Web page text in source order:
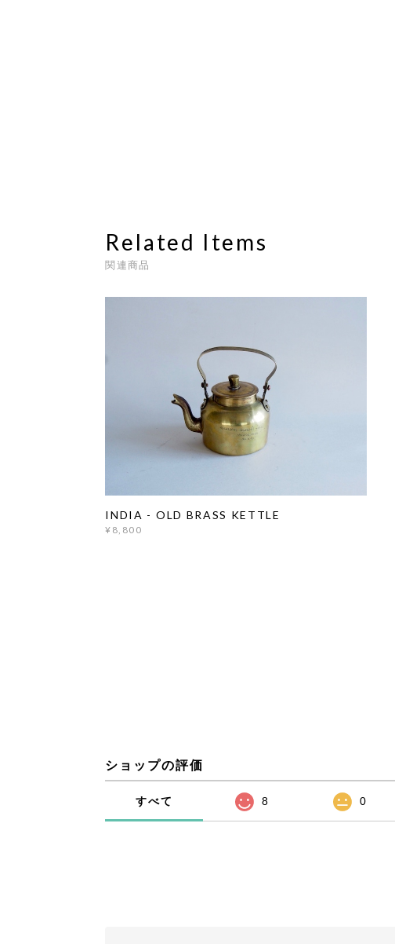
Related Items
関連商品
INDIA - OLD BRASS KETTLE
¥8,800
ショップの評価
すべて 8 0